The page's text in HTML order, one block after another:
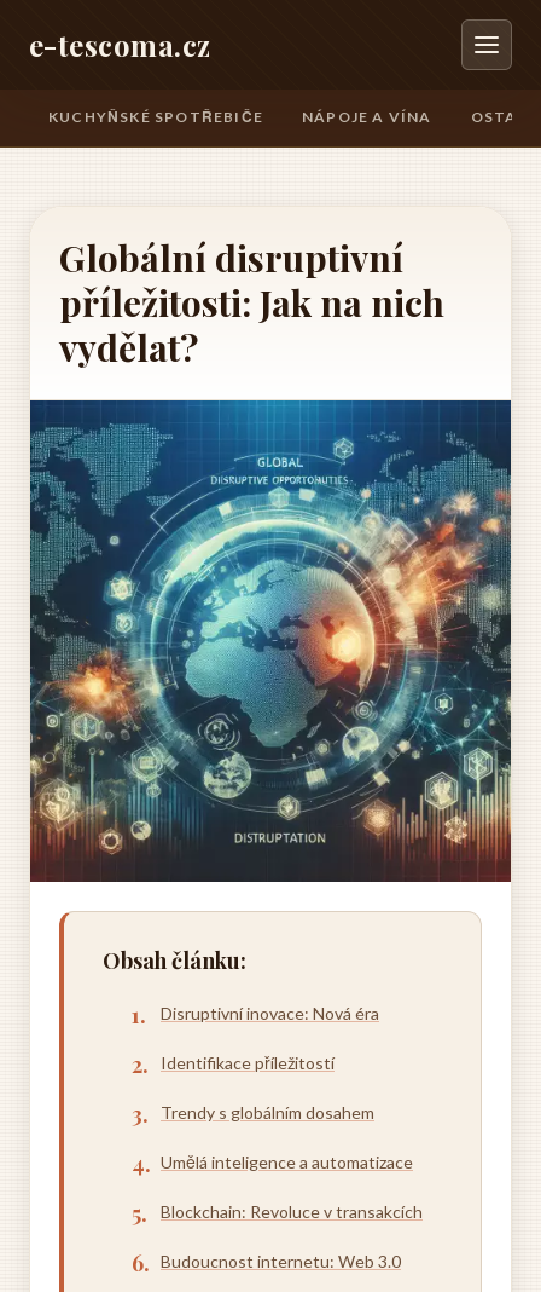
e-tescoma.cz
KUCHYŇSKÉ SPOTŘEBIČE NÁPOJE A VÍNA
Globální disruptivní
příležitosti: Jak na nich
vydělat?
Obsah článku:
Disruptivní inovace: Nová éra
Identifikace příležitostí
Trendy s globálním dosahem
Umělá inteligence a automatizace
Blockchain: Revoluce v transakcích
Budoucnost internetu: Web 3.0